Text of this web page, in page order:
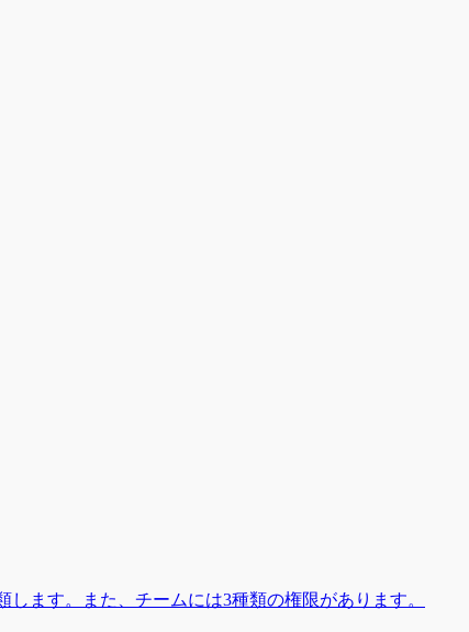
ます。また、チームには3種類の権限があります。